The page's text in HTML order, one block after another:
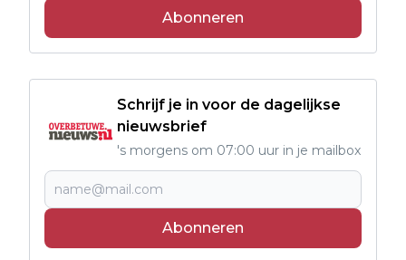
Abonneren
Schrijf je in voor de dagelijkse
nieuwsbrief
's morgens om 07:00 uur in je mailbox
Abonneren